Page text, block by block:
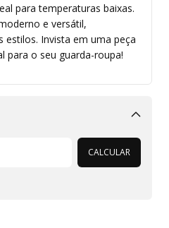
para temperaturas baixas.
e versátil,
estilos. Invista em uma peça
para o seu guarda-roupa!
Alterar CEP
CALCULAR